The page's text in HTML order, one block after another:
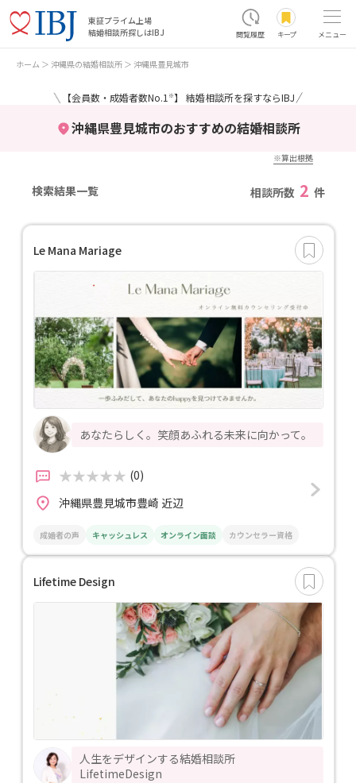
東証プライム上場
結婚相談所探しはIBJ
閲覧履歴 キープ メニュー
ホーム 沖縄県の結婚相談所 沖縄県豊見城市
＼ 【会員数・成婚者数No.1 ※】 結婚相談所を探すならIBJ／
沖縄県豊見城市のおすすめの結婚相談所
※算出根拠
検索結果一覧 相談所数 2 件
Le Mana Mariage
あなたらしく。笑顔あふれる未来に向かって。
(0)
沖縄県豊見城市豊崎 近辺
成婚者の声 キャッシュレス オンライン面談 カウンセラー資格
Lifetime Design
人生をデザインする結婚相談所
LifetimeDesign